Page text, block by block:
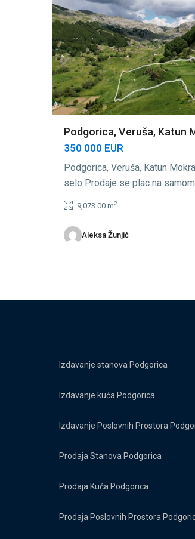
Podgorica, Veruša, Katun
350 000 EUR
Podgorica, Veruša, Katun
selo Prodaje se plac na
9,073.00 m2
Aleksa Žunjić
Izdavanje stanova Podgorica
Izdavanje kuća Podgorica
Izdavanje Poslovnih Prostora
Prodaja Stanova Podgorica
Prodaja Kuća Podgorica
Prodaja Poslovnih Prostora